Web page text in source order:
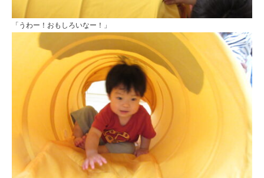
「うわー！おもしろいなー！」